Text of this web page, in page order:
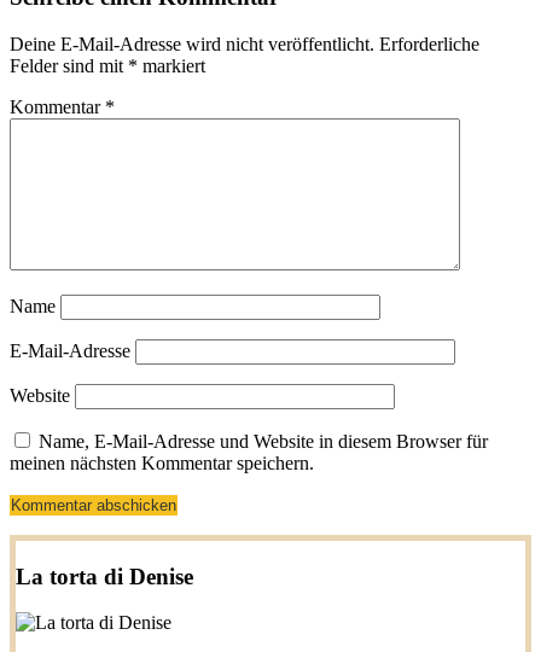
Deine E-Mail-Adresse wird nicht veröffentlicht. Erforderliche
Felder sind mit * markiert
Kommentar *
Name
E-Mail-Adresse
Website
Name, E-Mail-Adresse und Website in diesem Browser für
meinen nächsten Kommentar speichern.
La torta di Denise